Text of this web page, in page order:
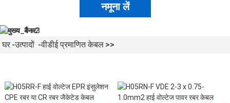
नमूना लें
घर उत्पादों वीडीई प्रमाणित केबल